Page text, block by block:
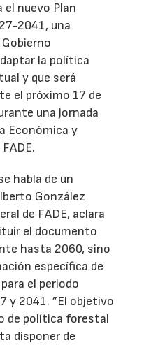
nuevo Plan
2041, una
la política
y que será
el próximo 17 de
una jornada
Económica y
habla de un
González
de FADE, aclara
el documento
hasta 2060, sino
específica de
el periodo
y 2041. ”El objetivo
de política forestal
disponer de